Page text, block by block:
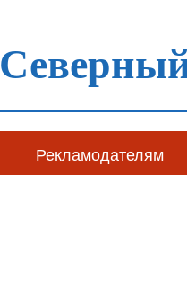
Рекламодателям